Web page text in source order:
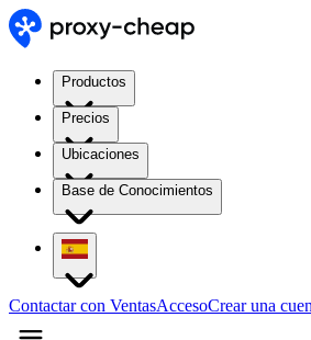
Productos
Precios
Ubicaciones
Base de Conocimientos
Contactar con VentasAccesoCrear una